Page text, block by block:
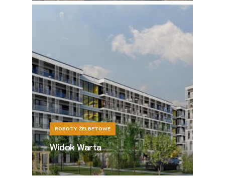
ROBOTY ŻELBETOWE
Widok Warta